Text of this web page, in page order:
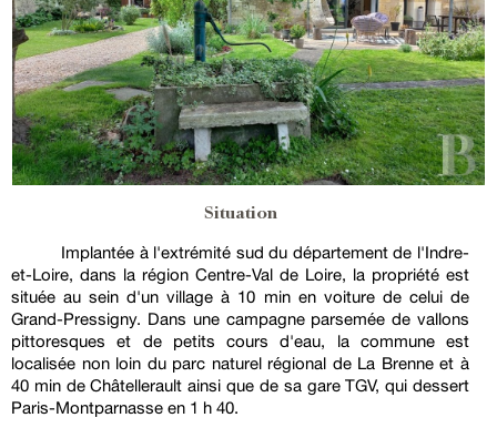
Situation
Implantée à l'extrémité sud du département de l'Indre-
et-Loire, dans la région Centre-Val de Loire, la propriété est
située au sein d'un village à 10 min en voiture de celui de
Grand-Pressigny. Dans une campagne parsemée de vallons
pittoresques et de petits cours d'eau, la commune est
localisée non loin du parc naturel régional de La Brenne et à
40 min de Châtellerault ainsi que de sa gare TGV, qui dessert
Paris-Montparnasse en 1 h 40.